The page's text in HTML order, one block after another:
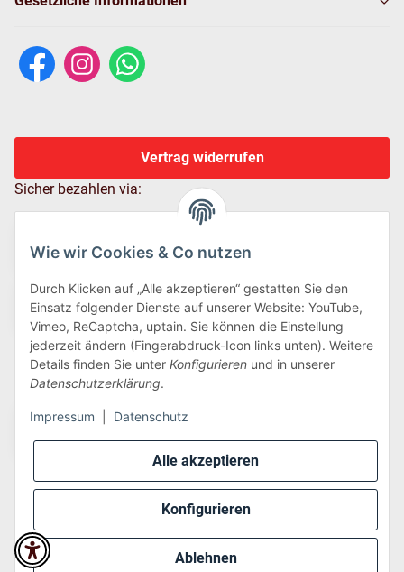
Alle akzeptieren
Konfigurieren
Ablehnen
Wie wir Cookies & Co nutzen
Durch Klicken auf „Alle akzeptieren“ gestatten Sie den
Einsatz folgender Dienste auf unserer Website: YouTube,
Vimeo, ReCaptcha, uptain. Sie können die Einstellung
jederzeit ändern (Fingerabdruck-Icon links unten). Weitere
Details finden Sie unter Konfigurieren und in unserer
Datenschutzerklärung.
Impressum Datenschutz
Vertrag widerrufen
Sicher bezahlen via:
Wir versenden via:
* Alle Preise inkl. gesetzlicher USt., zzgl.Versand
Perfected byDreizack Medien